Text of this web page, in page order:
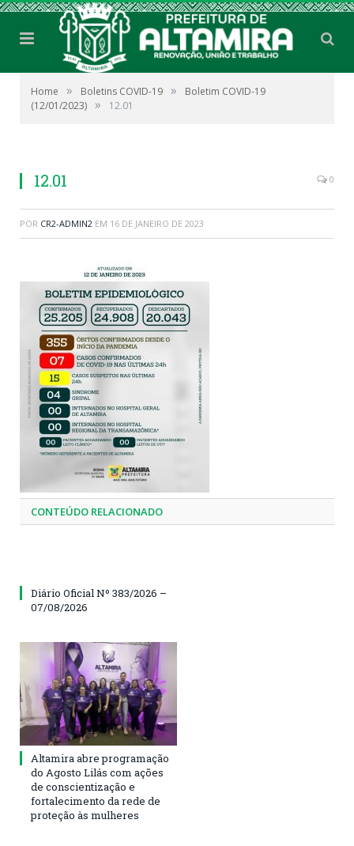
Home » Boletins COVID-19 »
Boletim COVID-19
(12/01/2023) » 12.01
12.01 0
POR CR2-ADMIN2 EM 16 DE JANEIRO DE 2023
CONTEÚDO RELACIONADO
Diário Oficial Nº 383/2026 –
07/08/2026
Altamira abre programação
do Agosto Lilás com ações
de conscientização e
fortalecimento da rede de
proteção às mulheres